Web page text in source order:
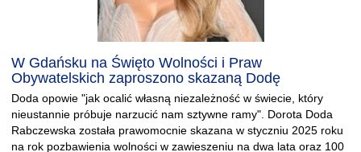
W Gdańsku na Święto Wolności i Praw
Obywatelskich zaproszono skazaną Dodę
Doda opowie "jak ocalić własną niezależność w świecie, który
nieustannie próbuje narzucić nam sztywne ramy". Dorota Doda
Rabczewska została prawomocnie skazana w styczniu 2025 roku
na rok pozbawienia wolności w zawieszeniu na dwa lata oraz 100